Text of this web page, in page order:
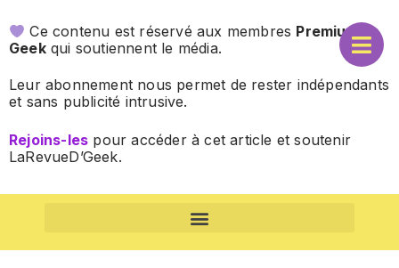
Ce contenu est réservé aux membres Premium
Geekqui soutiennent le média.
Leur abonnement nous permet de rester indépendants
et sans publicité intrusive.
Rejoins-les pour accéder à cet article et soutenir
LaRevueD’Geek.